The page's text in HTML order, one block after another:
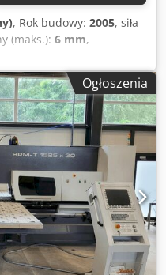
, Rok budowy: 2005, siła
(maks.): 6 mm,
wyprodukowana w 2005
się siłą wykrawania
o maksymalnej grubości
załadunku, osie
i hydrauliczny system
jakości możliwości
P1631, którą
z nami, aby uzyskać
• Osie napędzane
Ai Ijck • Hydrauliczny
system osi Bosch •
Sercos • Centralny
system indeksowania •
Ogłoszenia